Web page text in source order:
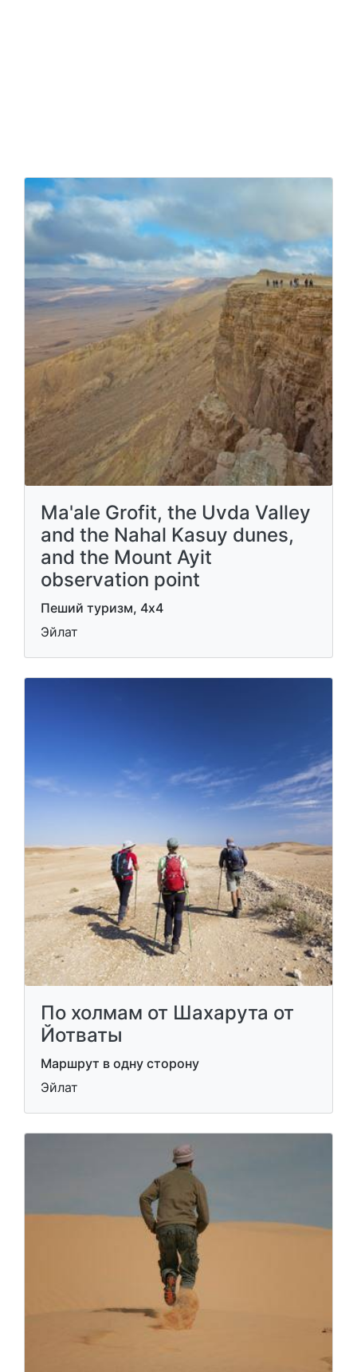
Ma'ale Grofit, the Uvda Valley
and the Nahal Kasuy dunes,
and the Mount Ayit
observation point
Пеший туризм, 4x4
Эйлат
По холмам от Шахарута от
Йотваты
Маршрут в одну сторону
Эйлат